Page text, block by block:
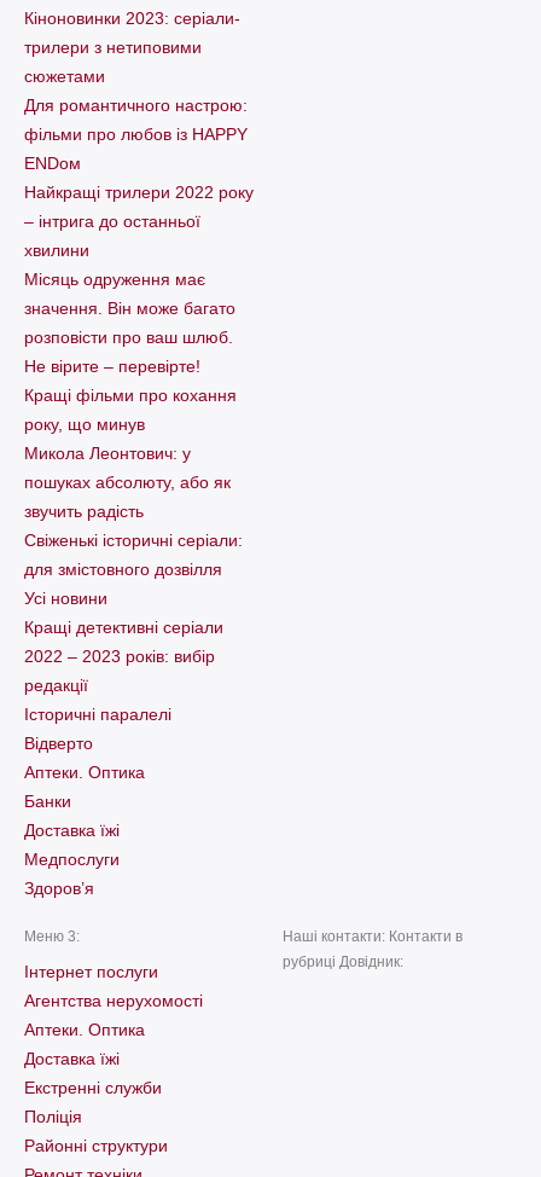
Кіноновинки 2023: серіали-
трилери з нетиповими
сюжетами
Для романтичного настрою:
фільми про любов із HAPPY
ENDом
Найкращі трилери 2022 року
– інтрига до останньої
хвилини
Місяць одруження має
значення. Він може багато
розповісти про ваш шлюб.
Не вірите – перевірте!
Кращі фільми про кохання
року, що минув
Микола Леонтович: у
пошуках абсолюту, або як
звучить радість
Свіженькі історичні серіали:
для змістовного дозвілля
Усі новини
Кращі детективні серіали
2022 – 2023 років: вибір
редакції
Історичні паралелі
Відверто
Аптеки. Оптика
Банки
Доставка їжі
Медпослуги
Здоров’я
Меню 3:
Інтернет послуги
Агентства нерухомості
Аптеки. Оптика
Доставка їжі
Екстренні служби
Поліція
Районні структури
Наші контакти: Контакти в
рубриці Довідник: